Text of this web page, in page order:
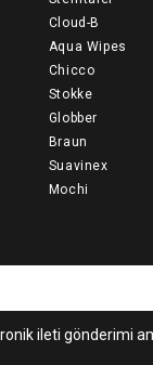
Cloud-B
Aqua Wipes
Chicco
Stokke
Globber
Braun
Suavinex
Mochi
ileti gönderimi